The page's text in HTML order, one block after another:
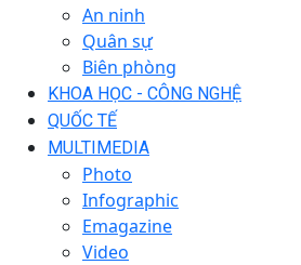
An ninh
Quân sự
Biên phòng
KHOA HỌC - CÔNG NGHỆ
QUỐC TẾ
MULTIMEDIA
Photo
Infographic
Emagazine
Video